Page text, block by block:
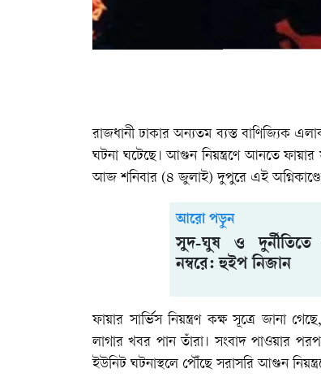
রাজধানী ঢাকার অন্যতম ব্যস্ত বাণিজ্যিক
ঘটনা ঘটেছে। আগুন নিয়ন্ত্রণে আনতে ফায়ার
আজ শনিবার (৪ জুলাই) দুপুরে এই
আরো পড়ুন
সুদ-ঘুষ ও দুর্নীতিতে
নম্বরে: হুইপ নিজান
ফায়ার সার্ভিস নিয়ন্ত্রণ কক্ষ সূত্রে
লাগার খবর পান তাঁরা। সংবাদ পাওয়ার
ইউনিট ঘটনাস্থলে পৌঁছে সরাসরি আগুন